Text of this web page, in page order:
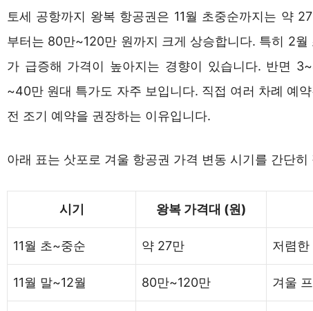
토세 공항까지 왕복 항공권은 11월 초중순까지는 약
부터는 80만~120만 원까지 크게 상승합니다. 특히 2월
가 급증해 가격이 높아지는 경향이 있습니다. 반면
~40만 원대 특가도 자주 보입니다. 직접 여러 차례 예
전 조기 예약을 권장하는 이유입니다.
아래 표는 삿포로 겨울 항공권 가격 변동 시기를 간단히
시기 왕복 가격대 (원)
11월 초~중순 약 27만 저렴한
11월 말~12월 80만~120만 겨울